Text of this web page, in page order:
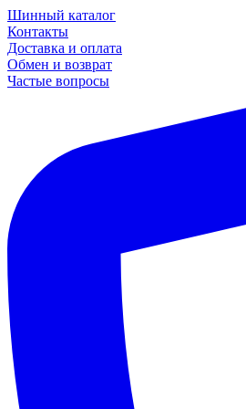
Шинный каталог
Контакты
Доставка и оплата
Обмен и возврат
Частые вопросы